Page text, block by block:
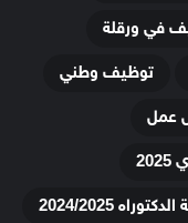
في ورقلة
توظيف وطني
عمل
2024/2025